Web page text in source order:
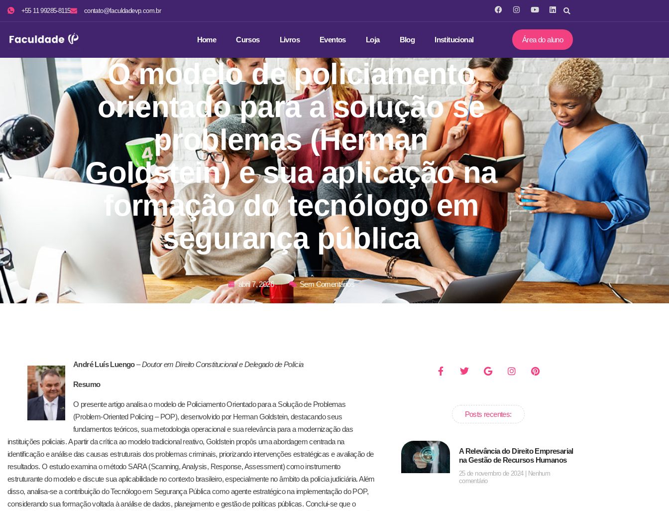
+55 11 99285-8115 contato@faculdadevp.com.br
Home Cursos Livros Eventos Loja Blog Institucional Área do aluno
O modelo de policiamento
orientado para a solução se
problemas (Herman
Goldstein) e sua aplicação na
formação do tecnólogo em
segurança pública
abril 7, 2026 Sem Comentários
André Luís Luengo–Doutor em Direito Constitucional e Delegado de Polícia
Resumo
O presente artigo analisa o modelo de Policiamento Orientado para a Solução de Problemas
(Problem-Oriented Policing – POP), desenvolvido por Herman Goldstein, destacando seus
fundamentos teóricos, sua metodologia operacional e sua relevância para a modernização das
instituições policiais. A partir da crítica ao modelo tradicional reativo, Goldstein propôs uma abordagem centrada na
identificação e análise das causas estruturais dos problemas criminais, priorizando intervenções estratégicas e avaliação de
resultados. O estudo examina o método SARA (Scanning, Analysis, Response, Assessment) como instrumento
estruturante do modelo e discute sua aplicabilidade no contexto brasileiro, especialmente no âmbito da polícia judiciária. Além
disso, analisa-se a contribuição do Tecnólogo em Segurança Pública como agente estratégico na implementação do POP,
considerando sua formação voltada à análise de dados, planejamento e gestão de políticas públicas. Conclui-se que o
Posts recentes:
A Relevância do Direito Empresarial
na Gestão de Recursos Humanos
25 de novembro de 2024
Nenhum
comentário